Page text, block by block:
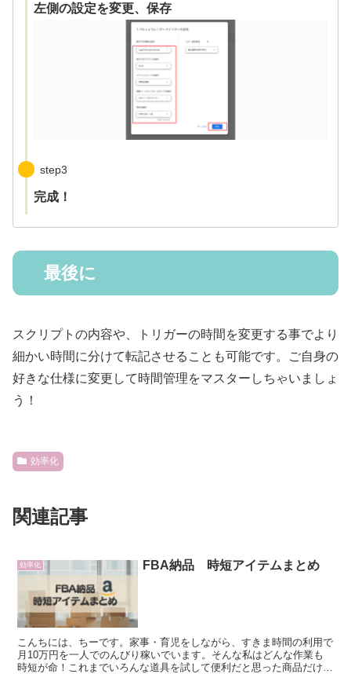
左側の設定を変更、保存
step3
完成！
最後に
スクリプトの内容や、トリガーの時間を変更する事でより
細かい時間に分けて転記させることも可能です。ご自身の
好きな仕様に変更して時間管理をマスターしちゃいましょ
う！
効率化
関連記事
効率化 FBA納品 時短アイテムまとめ
こんちには、ちーです。家事・育児をしながら、すきま時間の利用で
月10万円を一人でのんびり稼いでいます。そんな私はどんな作業も
時短が命！これまでいろんな道具を試して便利だと思った商品だけを